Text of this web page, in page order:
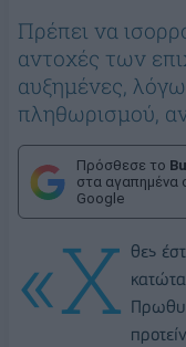
Πρέπει να
αντοχές των
αυξημένες,
πληθωρισμού,
Πρόσθεσε το
στα αγαπημένα
Google
«Χ θες